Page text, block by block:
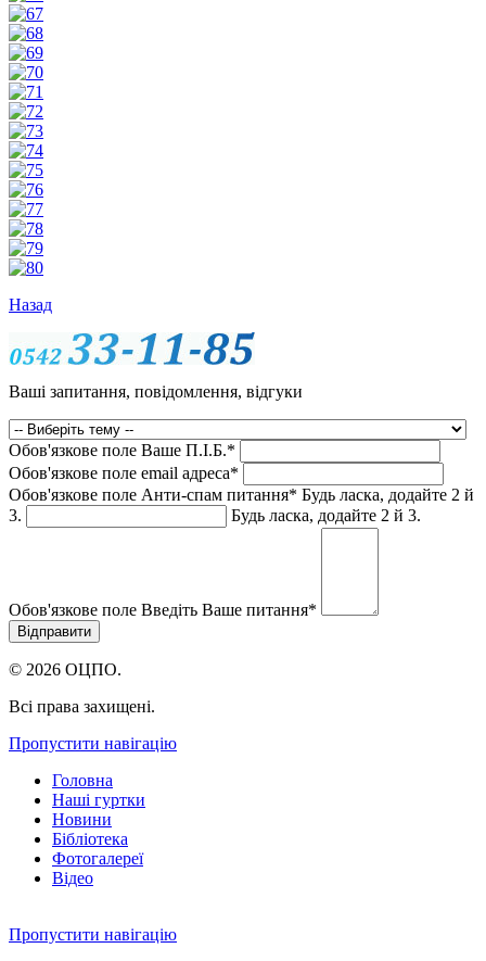
Назад
Ваші запитання, повідомлення, відгуки
Обов'язкове поле Ваше П.I.Б.*
Обов'язкове поле email адреса*
Обов'язкове поле Анти-спам питання* Будь ласка, додайте 2 й
3.
Будь ласка, додайте 2 й 3.
Обов'язкове поле Введіть Ваше питання*
© 2026 ОЦПО.
Всі права захищені.
Пропустити навігацію
Головна
Наші гуртки
Новини
Бібліотека
Фотогалереї
Відео
Пропустити навігацію